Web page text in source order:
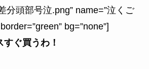
分頭部号泣.png” name=”泣くご
bg=”none”]
ぐ買うわ！